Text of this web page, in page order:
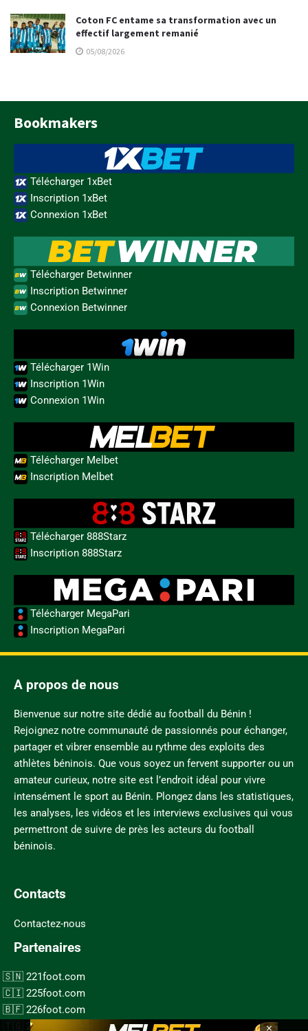
Coton FC entame sa transformation avec un
effectif largement remanié
05/08/2026
Bookmakers
Télécharger 1xBet
Inscription 1xBet
Connexion 1xBet
Télécharger Betwinner
Inscription Betwinner
Connexion Betwinner
Télécharger 1Win
Inscription 1Win
Connexion 1Win
Télécharger Melbet
Inscription Melbet
Télécharger 888Starz
Inscription 888Starz
Télécharger MegaPari
Inscription MegaPari
A propos de nous
Bienvenue sur notre site dédié au football du Bénin !
Rejoignez notre communauté de passionnés pour échanger,
partager et vibrer ensemble au rythme des exploits des
athlètes béninois. Que vous soyez un fervent supporter ou un
amateur curieux, notre site est l’endroit idéal pour vivre
intensément le sport au Bénin. Plongez dans les statistiques,
les analyses, les vidéos et les interviews exclusives qui vous
permettront de suivre de près les acteurs du football
béninois.
Contacts
Contactez-nous
Partenaires
221foot.com
225foot.com
226foot.com
228foot.com